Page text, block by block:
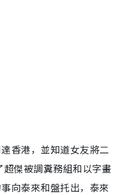
香港，並知道女友將二
傑被調糞務組和以字畫
向泰來和盤托出，泰來